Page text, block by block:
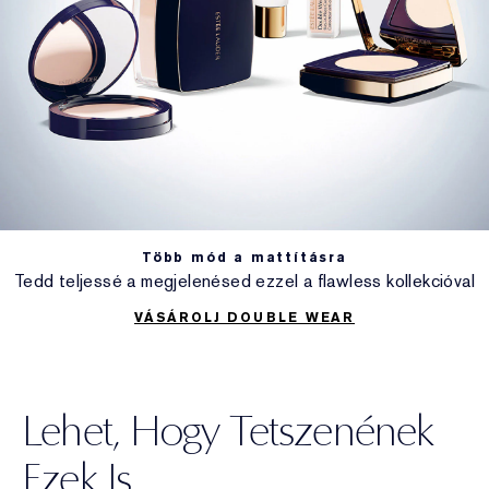
Több mód a mattításra
Tedd teljessé a megjelenésed ezzel a flawless kollekcióval
VÁSÁROLJ DOUBLE WEAR
Lehet, Hogy Tetszenének
Ezek Is